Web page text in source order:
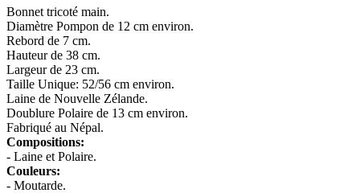
Bonnet tricoté main.
Diamètre Pompon de 12 cm environ.
Rebord de 7 cm.
Hauteur de 38 cm.
Largeur de 23 cm.
Taille Unique: 52/56 cm environ.
Laine de Nouvelle Zélande.
Doublure Polaire de 13 cm environ.
Fabriqué au Népal.
Compositions:
- Laine et Polaire.
Couleurs:
- Moutarde.